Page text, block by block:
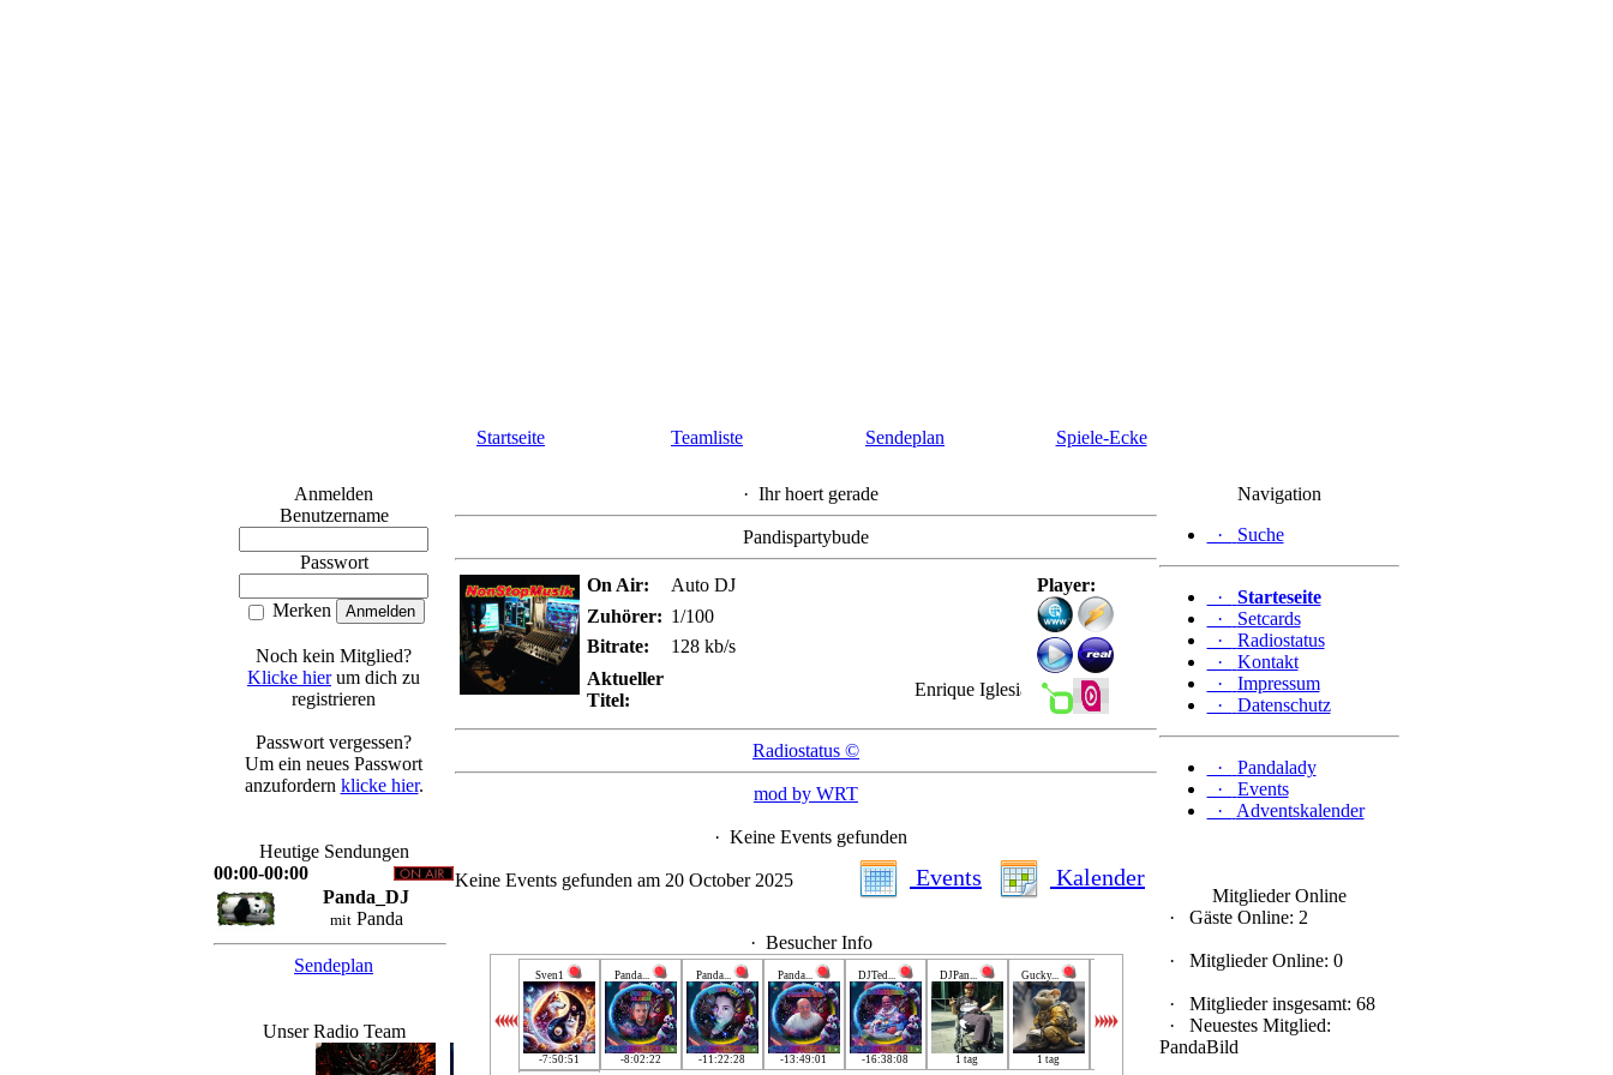
Startseite Teamliste Sendeplan Spiele-Ecke
Anmelden
Benutzername
Passwort
Merken
Noch kein Mitglied?
Klicke hierum dich zu
registrieren
Passwort vergessen?
Um ein neues Passwort
anzufordern klicke hier.
Heutige Sendungen
00:00-00:00
Panda_DJ
mitPanda
Sendeplan
Unser Radio Team
· Ihr hoert gerade
Pandispartybude
On Air: Auto DJ
Player:
Zuhörer: 1/100
Bitrate:
128 kb/s
Aktueller
Titel:
Enrique Iglesias - Hero
Radiostatus ©
mod by WRT
· Keine Events gefunden
Events Kalender
Keine Events gefunden am 20 October 2025
· Besucher Info
Sven1
-7:50:51
Panda...
-8:02:22
Panda...
-11:22:28
Panda...
-13:49:01
DJTed...
-16:38:08
DJPan...
1 tag
Gucky...
1 tag
Navigation
·
Suche
·
Starteseite
·
Setcards
·
Radiostatus
·
Kontakt
·
Impressum
·
Datenschutz
·
Pandalady
·
Events
·
Adventskalender
Mitglieder Online
·
Gäste Online: 2
· Mitglieder Online: 0
·
Mitglieder insgesamt: 68
·
Neuestes Mitglied:
PandaBild